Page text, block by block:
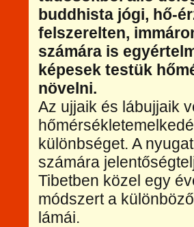
buddhista jógi, hő-
felszerelten,
számára is
képesek testük
növelni.
Az ujjaik és lábujjaik
különbséget. A
számára
Tibetben közel egy
módszert a
lámái.